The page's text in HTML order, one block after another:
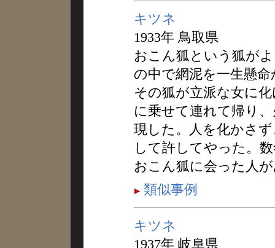
キツネ
1933年 鳥取県
おこん狐という狐が
の中で網泥を一生懸
その狐が立派な女に
に乗せて連れて帰り
現した。人を化かさ
して許してやった。
おこん狐に会った人
類似事例
キツネ
1937年 岐阜県